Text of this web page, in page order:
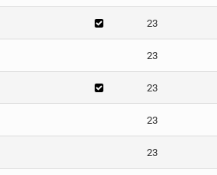
23
23
23
23
23